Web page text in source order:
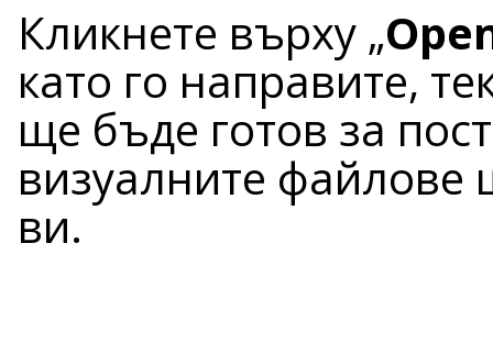
Кликнете върху „
като го направите,
ще бъде готов за
визуалните
ви.